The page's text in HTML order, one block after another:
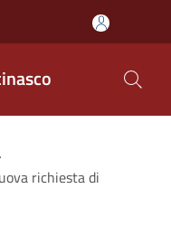
richiesta di